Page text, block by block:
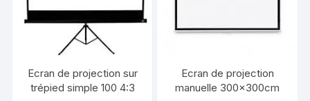
Ecran de projection sur
trépied simple 100 4:3
Ecran de projection
manuelle 300×300cm